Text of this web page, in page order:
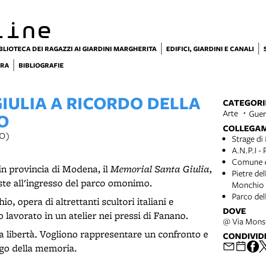
DEI RAGAZZI AI GIARDINI MARGHERITA EDIFICI, GIARDINI E CANALI
BIBLIOGRAFIE
A RICORDO DELLA
provincia di Modena, ilMemorial Santa Giulia,
all'ingresso del parco omonimo.
opera di altrettanti scultori italiani e
lavorato in un atelier nei pressi di Fanano.
libertà. Vogliono rappresentare un confronto e
della memoria.
Arte
Strage
A.N.P.I -
Comune
Pietre
Monchio
Parco
DOVE
@ Via
CONDIVIDI